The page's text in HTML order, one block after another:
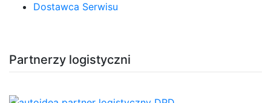
Dostawca Serwisu
Partnerzy logistyczni